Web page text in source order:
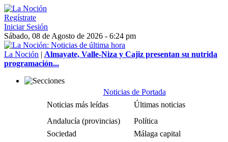
Regístrate
Iniciar Sesión
Sábado, 08 de Agosto de 2026 - 6:24 pm
La Noción | Almayate, Valle-Niza y Cajiz presentan su nutrida
programación...
Noticias de Portada
Noticias más leídas
Últimas noticias
Andalucía (provincias)
Política
Sociedad
Málaga capital